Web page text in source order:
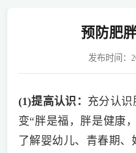
预防肥
发布时间：
(1)提高认识： 充分认识
变“胖是福，胖是健康
了解婴幼儿、青春期、